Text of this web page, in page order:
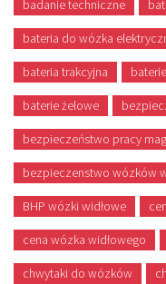
badanie techniczne
bateria do wózka
bateria trakcyjna
baterie żelowe
bezpieczeństwo pracy
bezpieczenstwo wózków
BHP wózki widłowe
cena wózka widłowego
chwytaki do wózków